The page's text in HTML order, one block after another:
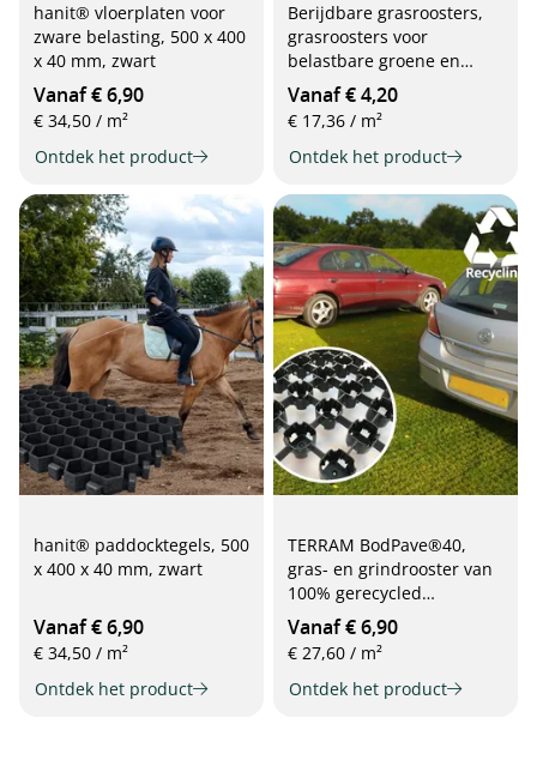
hanit® vloerplaten voor
zware belasting, 500 x 400
x 40 mm, zwart
Vanaf € 6,90
€ 34,50 / m²
Ontdek het product
Berijdbare grasroosters,
grasroosters voor
belastbare groene en
grindoppervlakken (492 x
492 x 39 mm)
Vanaf € 4,20
€ 17,36 / m²
Ontdek het product
hanit® paddocktegels, 500
x 400 x 40 mm, zwart
Vanaf € 6,90
€ 34,50 / m²
Ontdek het product
TERRAM BodPave®40,
gras- en grindrooster van
100% gerecycled
kunststof, 50 x 50 x 4 cm,
zwart
Vanaf € 6,90
€ 27,60 / m²
Ontdek het product